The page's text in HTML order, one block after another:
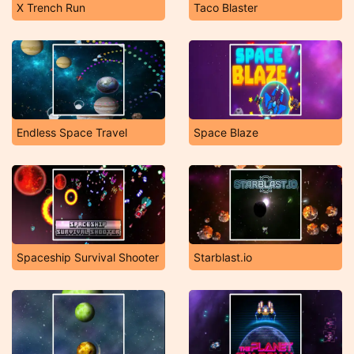
X Trench Run Taco Blaster
Endless Space Travel Space Blaze
Spaceship Survival Shooter Starblast.io